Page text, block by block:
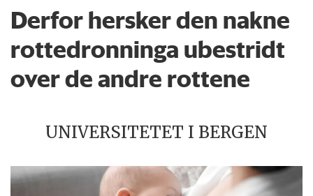
Derfor hersker den nakne
rottedronninga ubestridt
over de andre rottene
UNIVERSITETET I BERGEN